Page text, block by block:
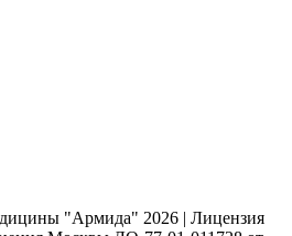
"Армида" 2026 | Лицензия